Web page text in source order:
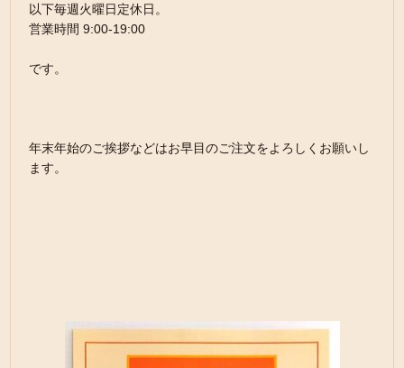
以下毎週火曜日定休日。
営業時間 9:00-19:00
です。
年末年始のご挨拶などはお早目のご注文をよろしくお願いし
ます。